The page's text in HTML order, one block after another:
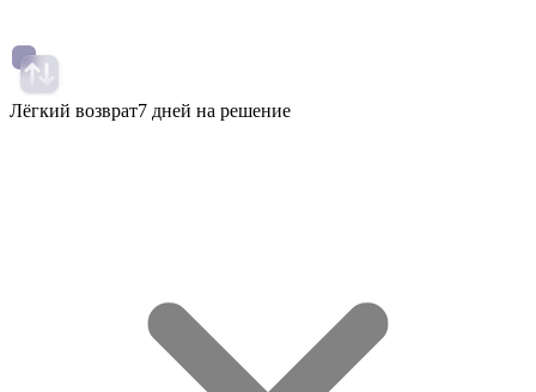
Лёгкий возврат7 дней на решение